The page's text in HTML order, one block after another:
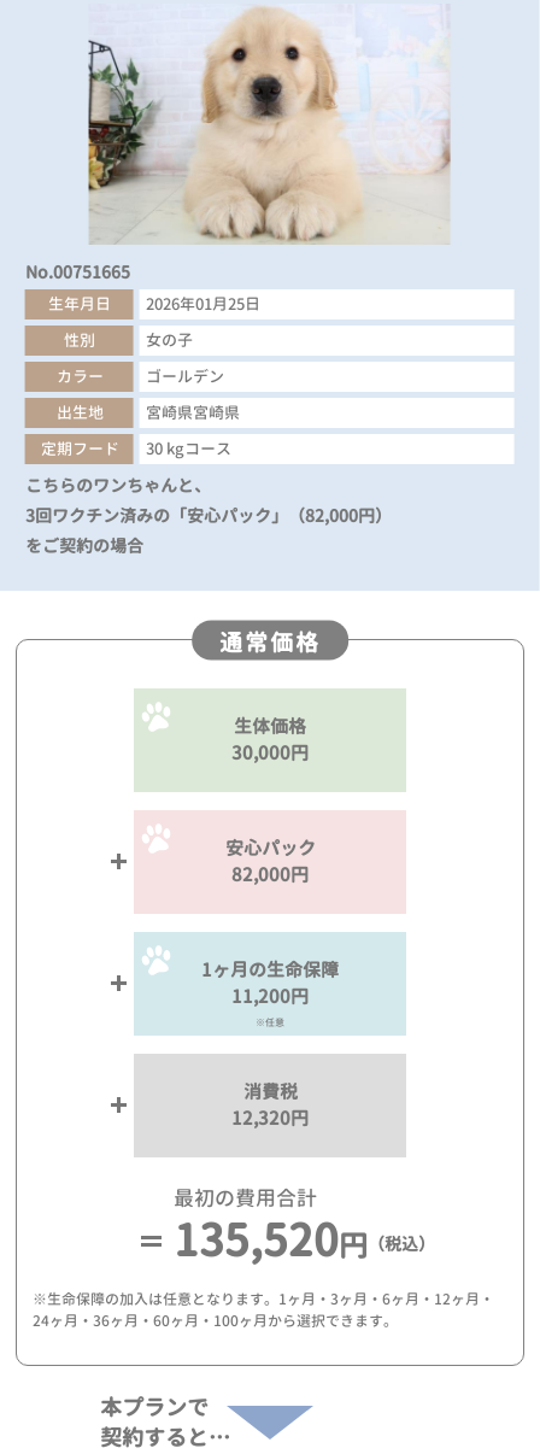
No.00751665
生年月日
2026年01月25日
性別
女の子
カラー
ゴールデン
出生地
宮崎県宮崎県
定期フード
30 kgコース
こちらのワンちゃんと、
3回ワクチン済みの「安心パック」（82,000円）
をご契約の場合
通常価格
生体価格
30,000円
安心パック
82,000円
1ヶ月の生命保障
11,200円
※任意
消費税
12,320円
最初の費用合計
135,520円 （税込）
※生命保障の加入は任意となります。1ヶ月・3ヶ月・6ヶ月・12ヶ月・
24ヶ月・36ヶ月・60ヶ月・100ヶ月から選択できます。
本プランで
契約すると…